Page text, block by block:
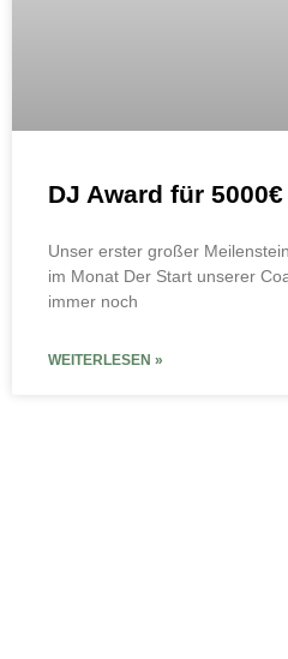
DJ Award für 5000€
Unser erster großer
im Monat Der Start unserer
immer noch
WEITERLESEN »